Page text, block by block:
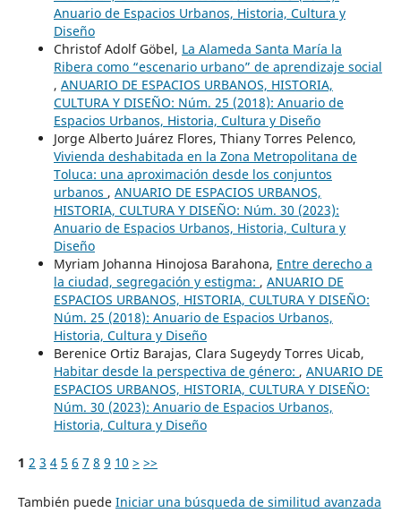
Anuario de Espacios Urbanos, Historia, Cultura y
Diseño
Christof Adolf Göbel, La Alameda Santa María la
Ribera como “escenario urbano” de aprendizaje social
, ANUARIO DE ESPACIOS URBANOS, HISTORIA,
CULTURA Y DISEÑO: Núm. 25 (2018): Anuario de
Espacios Urbanos, Historia, Cultura y Diseño
Jorge Alberto Juárez Flores, Thiany Torres Pelenco,
Vivienda deshabitada en la Zona Metropolitana de
Toluca: una aproximación desde los conjuntos
urbanos , ANUARIO DE ESPACIOS URBANOS,
HISTORIA, CULTURA Y DISEÑO: Núm. 30 (2023):
Anuario de Espacios Urbanos, Historia, Cultura y
Diseño
Myriam Johanna Hinojosa Barahona, Entre derecho a
la ciudad, segregación y estigma: , ANUARIO DE
ESPACIOS URBANOS, HISTORIA, CULTURA Y DISEÑO:
Núm. 25 (2018): Anuario de Espacios Urbanos,
Historia, Cultura y Diseño
Berenice Ortiz Barajas, Clara Sugeydy Torres Uicab,
Habitar desde la perspectiva de género: , ANUARIO DE
ESPACIOS URBANOS, HISTORIA, CULTURA Y DISEÑO:
Núm. 30 (2023): Anuario de Espacios Urbanos,
Historia, Cultura y Diseño
1 2 3 4 5 6 7 8 9 10 > >>
También puede Iniciar una búsqueda de similitud avanzada